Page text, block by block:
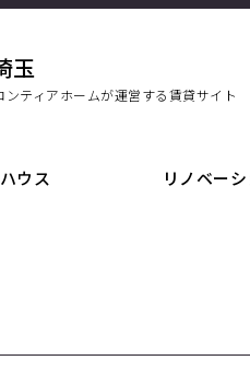
玉
ンティアホームが運営する賃貸サイト
ウス リノベー